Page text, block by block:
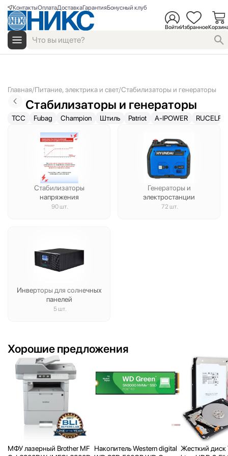
КонтактыОплатаДоставкаГарантияБонусный клуб
ВойтиИзбранное
Главная Питание, электрика и свет Стабилизаторы и генераторы
Стабилизаторы и генераторы
ТСС Fubag Champion Штиль Patriot A-IPOWER RUCELF
Стабилизаторы
напряжения
90 шт.
Генераторы и
электростанции
72 шт.
Инверторы для солнечных
панелей
5 шт.
Хорошие предложения
МФУ лазерный Brother MF
Накопитель Western digital Жесткий диск